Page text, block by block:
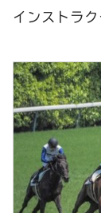
インストラ